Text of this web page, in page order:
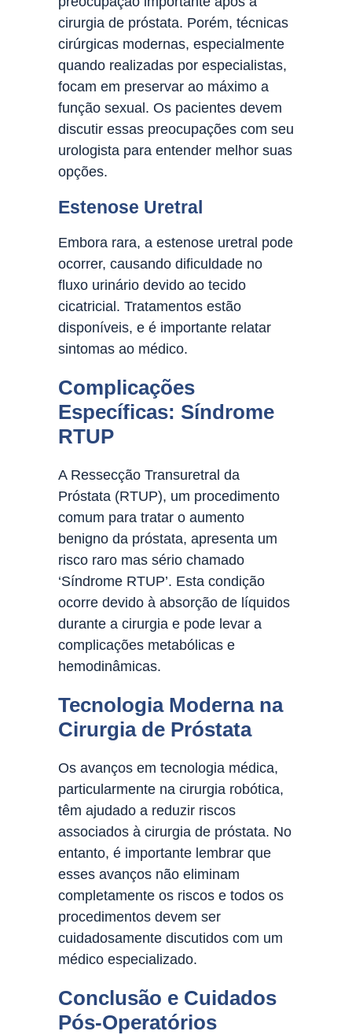
cirurgia de próstata. Porém, técnicas
cirúrgicas modernas, especialmente
quando realizadas por especialistas,
focam em preservar ao máximo a
função sexual. Os pacientes devem
discutir essas preocupações com seu
urologista para entender melhor suas
opções.
Estenose Uretral
Embora rara, a estenose uretral pode
ocorrer, causando dificuldade no
fluxo urinário devido ao tecido
cicatricial. Tratamentos estão
disponíveis, e é importante relatar
sintomas ao médico.
Complicações
Específicas: Síndrome
RTUP
A Ressecção Transuretral da
Próstata (RTUP), um procedimento
comum para tratar o aumento
benigno da próstata, apresenta um
risco raro mas sério chamado
‘Síndrome RTUP’. Esta condição
ocorre devido à absorção de líquidos
durante a cirurgia e pode levar a
complicações metabólicas e
hemodinâmicas.
Tecnologia Moderna na
Cirurgia de Próstata
Os avanços em tecnologia médica,
particularmente na cirurgia robótica,
têm ajudado a reduzir riscos
associados à cirurgia de próstata. No
entanto, é importante lembrar que
esses avanços não eliminam
completamente os riscos e todos os
procedimentos devem ser
cuidadosamente discutidos com um
médico especializado.
Conclusão e Cuidados
Pós-Operatórios